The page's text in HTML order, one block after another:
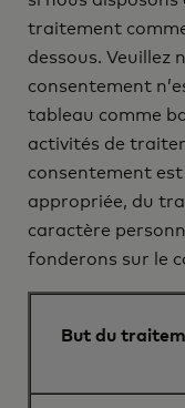
traitement
dessous. Veuillez
consentement
tableau comme
activités de
consentement est
appropriée, du
caractère
fonderons sur le
But du